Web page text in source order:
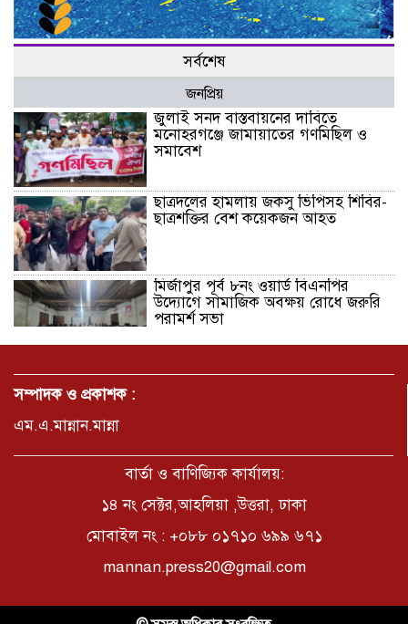
সর্বশেষ
জনপ্রিয়
জুলাই সনদ বাস্তবায়নের দাবিতে
মনোহরগঞ্জে জামায়াতের গণমিছিল ও
সমাবেশ
ছাত্রদলের হামলায় জকসু ভিপিসহ শিবির-
ছাত্রশক্তির বেশ কয়েকজন আহত
মির্জাপুর পূর্ব ৮নং ওয়ার্ড বিএনপির
উদ্যোগে সামাজিক অবক্ষয় রোধে জরুরি
পরামর্শ সভা
ভ্রমণ কাহিনী: পদ্মা পারে আনন্দ ভ্রমণ –
সময় –মুক্তা পারভীন
কক্সবাজার ইনানী বিচে ‘কুমিল্লা কবি
স্মারক বিতরণ
সম্পাদক ও প্রকাশক :
এম.এ.মান্নান.মান্না
বার্তা ও বাণিজ্যিক কার্যালয়:
১৪ নং সেক্টর,আহলিয়া ,উত্তরা, ঢাকা
মোবাইল নং : +০৮৮ ০১৭১০ ৬৯৯ ৬৭১
mannan.press20@gmail.com